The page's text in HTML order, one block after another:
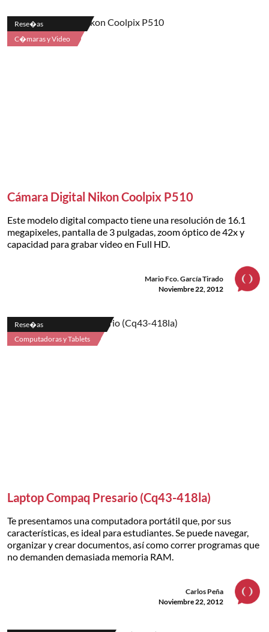
Rese�as
C�maras y Video
Cámara Digital Nikon Coolpix P510
Este modelo digital compacto tiene una resolución de 16.1
megapixeles, pantalla de 3 pulgadas, zoom óptico de 42x y
capacidad para grabar video en Full HD.
Mario Fco. García Tirado
Noviembre 22, 2012
Rese�as
Computadoras y Tablets
Laptop Compaq Presario (Cq43-418la)
Te presentamos una computadora portátil que, por sus
características, es ideal para estudiantes. Se puede navegar,
organizar y crear documentos, así como correr programas que
no demanden demasiada memoria RAM.
Carlos Peña
Noviembre 22, 2012